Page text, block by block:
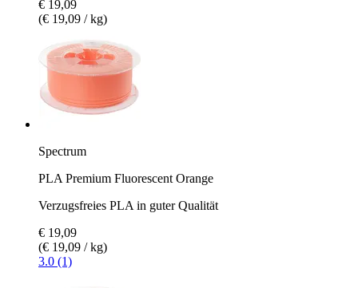
€ 19,09
(€ 19,09 / kg)
Spectrum
PLA Premium Fluorescent Orange
Verzugsfreies PLA in guter Qualität
€ 19,09
(€ 19,09 / kg)
3.0 (1)